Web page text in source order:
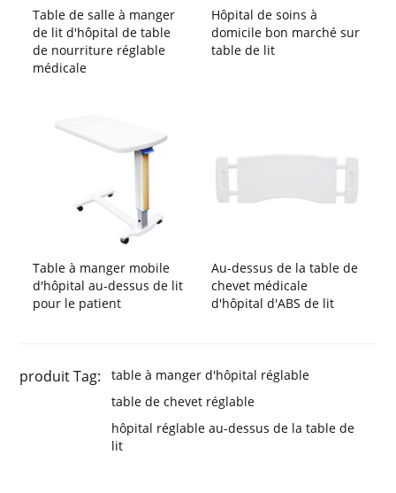
Table de salle à manger
de lit d'hôpital de table
de nourriture réglable
médicale
Hôpital de soins à
domicile bon marché sur
table de lit
Table à manger mobile
d'hôpital au-dessus de lit
pour le patient
Au-dessus de la table de
chevet médicale
d'hôpital d'ABS de lit
produit Tag:
table à manger d'hôpital réglable
table de chevet réglable
hôpital réglable au-dessus de la table de
lit